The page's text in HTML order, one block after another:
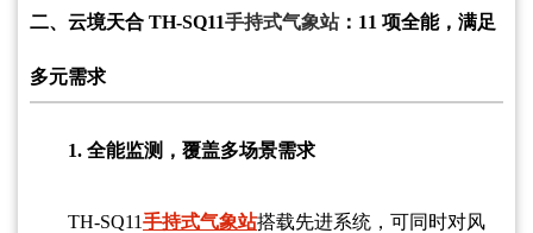
二、云境天合 TH-SQ11手持式气象站：11 项全能，满足
多元需求
1. 全能监测，覆盖多场景需求
TH-SQ11手持式气象站搭载先进系统，可同时对风